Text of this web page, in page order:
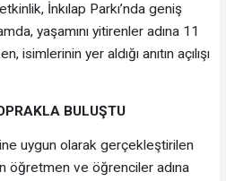
İnkılap Parkı’nda geniş
yaşamını yitirenler adına 11
yer aldığı anıtın açılışı
BULUŞTU
uygun olarak gerçekleştirilen
öğretmen ve öğrenciler adına